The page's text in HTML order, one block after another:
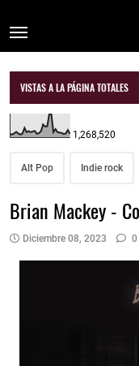
VISTAS A LA PÁGINA TOTALES
1,268,520
Alt Pop Indie rock
Brian Mackey -
Diciembre 08, 2023 0